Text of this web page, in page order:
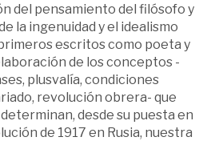
del pensamiento del filósofo y
la ingenuidad y el idealismo
escritos como poeta y
de los conceptos -
plusvalía, condiciones
revolución obrera- que
desde su puesta en
de 1917 en Rusia, nuestra